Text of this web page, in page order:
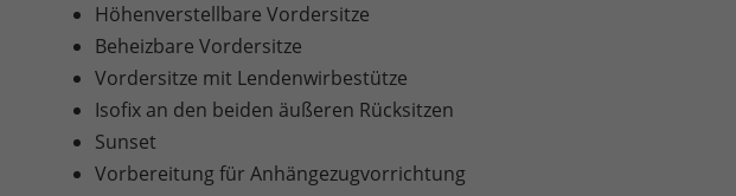
Höhenverstellbare Vordersitze
Beheizbare Vordersitze
Vordersitze mit Lendenwirbestütze
Isofix an den beiden äußeren Rücksitzen
Sunset
Vorbereitung für Anhängezugvorrichtung